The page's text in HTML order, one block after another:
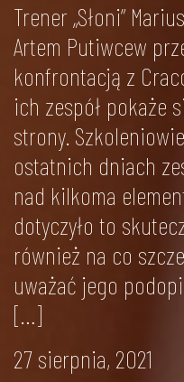
Trener „Słoni”
Artem Putiwcew
konfrontacją z
ich zespół pokaże
strony.
ostatnich dniach
nad kilkoma
dotyczyło to
również na co
uważać jego
[…]
27 sierpnia, 2021